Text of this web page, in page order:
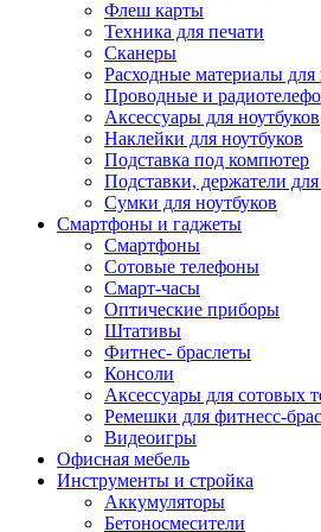
Флеш карты
Техника для печати
Сканеры
Расходные материалы для
Проводные и
Аксессуары для ноутбуков
Наклейки для ноутбуков
Подставка под компютер
Подставки, держатели
Сумки для ноутбуков
Смартфоны и гаджеты
Смартфоны
Сотовые телефоны
Смарт-часы
Оптические приборы
Штативы
Фитнес- браслеты
Консоли
Аксессуары для сотовых
Ремешки для фитнесс-
Видеоигры
Офисная мебель
Инструменты и стройка
Аккумуляторы
Бетоносмесители